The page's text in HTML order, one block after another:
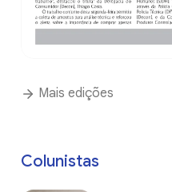
Mais edições
Colunistas